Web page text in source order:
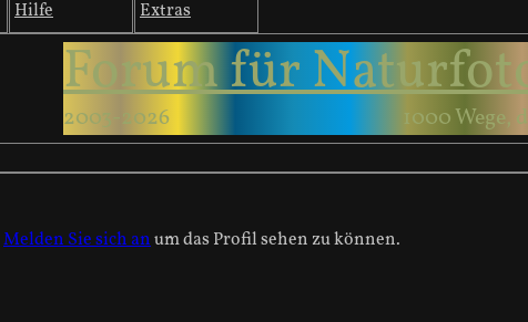
Hilfe Extras
Forum für
2003-2026 1000 Wege,
Melden Sie sich anum das Profil sehen zu können.